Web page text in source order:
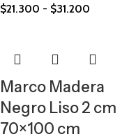
$21.300 - $31.200
Marco Madera
Negro Liso 2 cm
70×100 cm